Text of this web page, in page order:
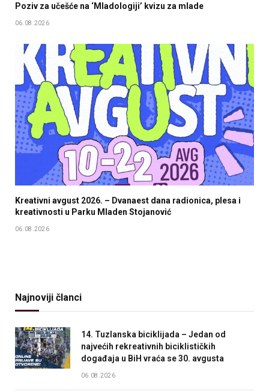
Poziv za učešće na ‘Mladologiji’ kvizu za mlade
06.08.2026
Kreativni avgust 2026. – Dvanaest dana radionica, plesa i
kreativnosti u Parku Mladen Stojanović
06.08.2026
Najnoviji članci
14. Tuzlanska biciklijada – Jedan od
najvećih rekreativnih biciklističkih
događaja u BiH vraća se 30. avgusta
06.08.2026